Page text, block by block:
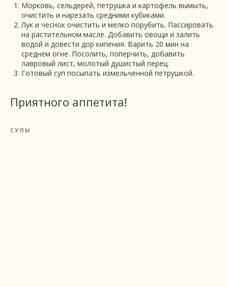
Морковь, сельдерей, петрушка и картофель вымыть,
очистить и нарезать средними кубиками.
Лук и чеснок очистить и мелко порубить. Пассировать
на растительном масле. Добавить овощи и залить
водой и довести дор кипения. Варить 20 мин на
среднем огне. Посолить, поперчить, добавить
лавровый лист, молотый душистый перец.
Готовый суп посыпать измельченной петрушкой.
Приятного аппетита!
СУПЫ